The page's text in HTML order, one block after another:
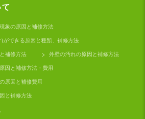
象の原因と補修方法
ができる原因と種類、補修方法
補修方法 外壁の汚れの原因と補修方法
因と補修方法・費用
原因と補修費用
と補修方法